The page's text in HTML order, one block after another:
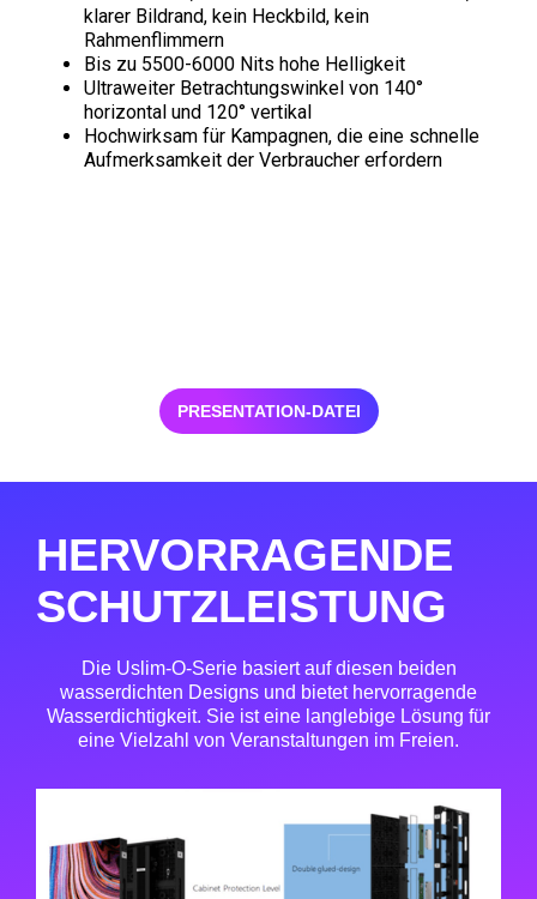
klarer Bildrand, kein Heckbild, kein
Rahmenflimmern
Bis zu 5500-6000 Nits hohe Helligkeit
Ultraweiter Betrachtungswinkel von 140°
horizontal und 120° vertikal
Hochwirksam für Kampagnen, die eine schnelle
Aufmerksamkeit der Verbraucher erfordern
PRESENTATION-DATEI
HERVORRAGENDE
SCHUTZLEISTUNG
Die Uslim-O-Serie basiert auf diesen beiden
wasserdichten Designs und bietet hervorragende
Wasserdichtigkeit. Sie ist eine langlebige Lösung für
eine Vielzahl von Veranstaltungen im Freien.